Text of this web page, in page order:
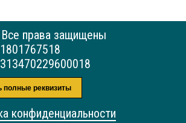
права защищены
полные реквизиты
конфиденциальности